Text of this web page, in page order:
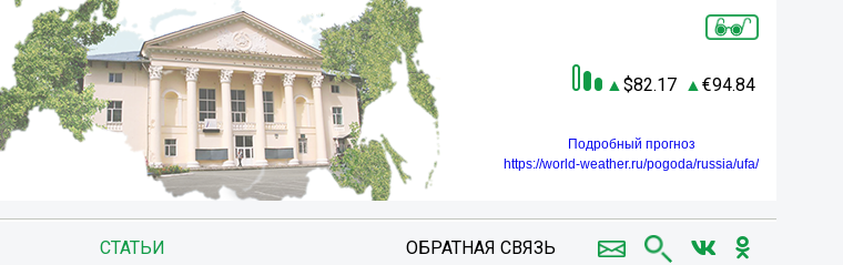
82.17 94.84
Подробный прогноз
https://world-weather.ru/pogoda/russia/ufa/
СТАТЬИ ОБРАТНАЯ СВЯЗЬ